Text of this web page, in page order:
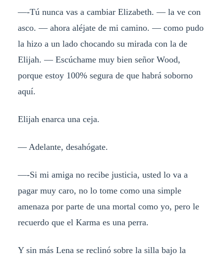
—-Tú nunca vas a cambiar Elizabeth. — la ve con
asco. — ahora aléjate de mi camino. — como pudo
la hizo a un lado chocando su mirada con la de
Elijah. — Escúchame muy bien señor Wood,
porque estoy 100% segura de que habrá soborno
aquí.
Elijah enarca una ceja.
— Adelante, desahógate.
—-Si mi amiga no recibe justicia, usted lo va a
pagar muy caro, no lo tome como una simple
amenaza por parte de una mortal como yo, pero le
recuerdo que el Karma es una perra.
Y sin más Lena se reclinó sobre la silla bajo la